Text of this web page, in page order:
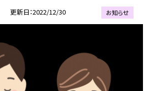
更新日 2022/12/30 お知らせ